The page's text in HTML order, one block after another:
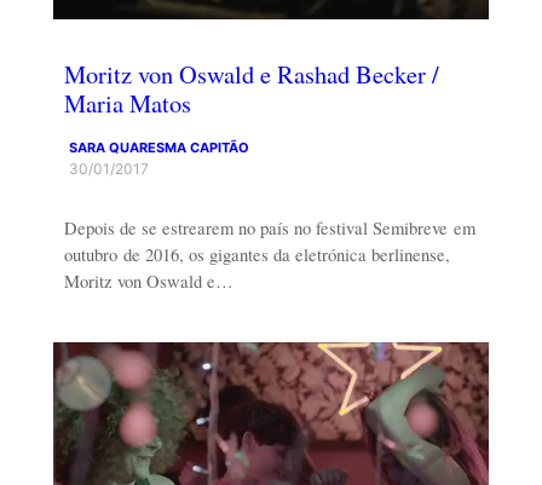
Moritz von Oswald e Rashad Becker /
Maria Matos
SARA QUARESMA CAPITÃO
30/01/2017
Depois de se estrearem no país no festival Semibreve em
outubro de 2016, os gigantes da eletrónica berlinense,
Moritz von Oswald e…